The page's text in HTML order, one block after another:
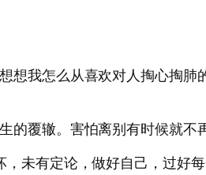
想我怎么从喜欢对人掏心掏肺
覆辙。害怕离别有时候就不
未有定论，做好自己，过好每